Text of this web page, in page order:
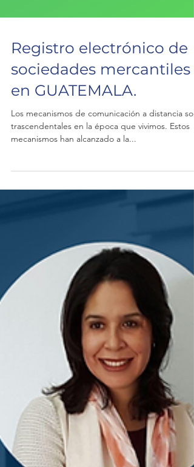
Registro electrónico de
sociedades mercantiles
en GUATEMALA.
Los mecanismos de comunicación a distancia son
trascendentales en la época que vivimos. Estos